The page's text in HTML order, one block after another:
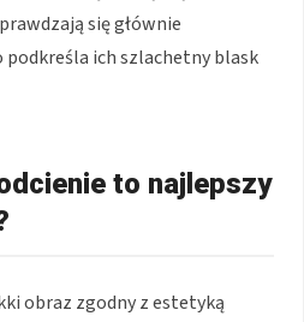
się głównie
podkreśla ich szlachetny blask
to najlepszy
obraz zgodny z estetyką